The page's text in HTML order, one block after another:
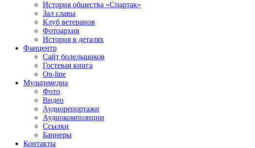
История общества «Спартак»
Зал славы
Клуб ветеранов
Фотоархив
История в деталях
Фанцентр
Сайт болельщиков
Гостевая книга
On-line
Мультимедиа
Фото
Видео
Аудиорепортажи
Аудиокомпозиции
Ссылки
Баннеры
Контакты